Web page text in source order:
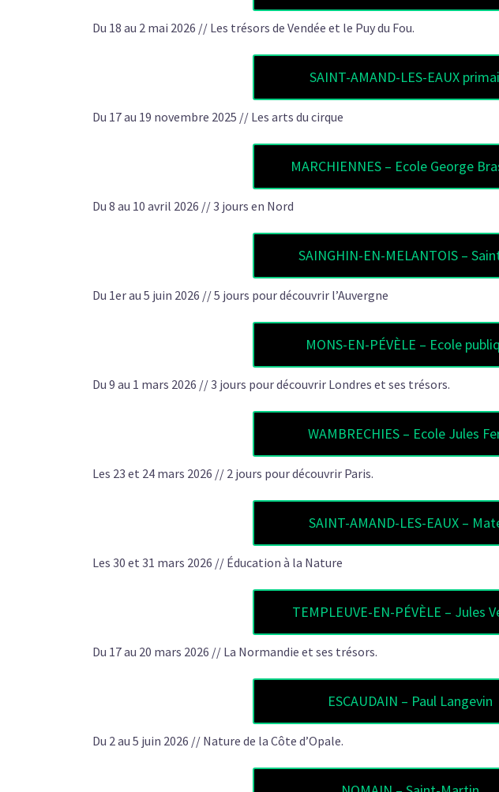
Du 18 au 2 mai 2026 // Les trésors de Vendée et le Puy du Fou.
SAINT-AMAND-LES-EAUX
Du 17 au 19 novembre 2025 // Les arts du cirque
MARCHIENNES – Ecole George
Du 8 au 10 avril 2026 // 3 jours en Nord
SAINGHIN-EN-MELANTOIS –
Du 1er au 5 juin 2026 // 5 jours pour découvrir l’Auvergne
MONS-EN-PÉVÈLE – Ecole
Du 9 au 1 mars 2026 // 3 jours pour découvrir Londres et ses trésors.
WAMBRECHIES – Ecole Jules
Les 23 et 24 mars 2026 // 2 jours pour découvrir Paris.
SAINT-AMAND-LES-EAUX –
Les 30 et 31 mars 2026 // Éducation à la Nature
TEMPLEUVE-EN-PÉVÈLE – Jules
Du 17 au 20 mars 2026 // La Normandie et ses trésors.
ESCAUDAIN – Paul Langevin
Du 2 au 5 juin 2026 // Nature de la Côte d’Opale.